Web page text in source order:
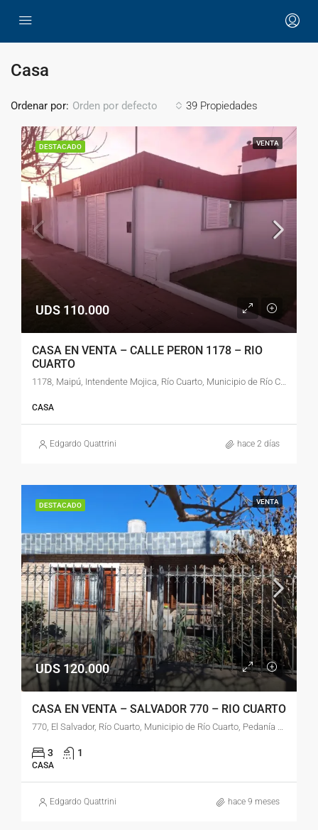
Casa
39 Propiedades
Ordenar por: Orden por defecto
DESTACADO VENTA
UDS 110.000
CASA EN VENTA – CALLE PERON 1178 – RIO
CUARTO
1178, Maipú, Intendente Mojica, Río Cuarto, Municipio de Río Cuarto, Pedanía Río Cuarto, Departamento Río Cuarto, Córdoba, X5800, Argentina
CASA
Edgardo Quattrini hace 2 días
DESTACADO VENTA
UDS 120.000
CASA EN VENTA – SALVADOR 770 – RIO CUARTO
770, El Salvador, Río Cuarto, Municipio de Río Cuarto, Pedanía Río Cuarto, Departamento Río Cuarto, Córdoba, 5800, Argentina
3 1
CASA
Edgardo Quattrini hace 9 meses